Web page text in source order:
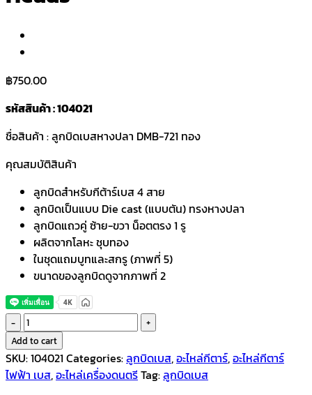
฿750.00
รหัสสินค้า : 104021
ชื่อสินค้า : ลูกบิดเบสหางปลา DMB-721 ทอง
คุณสมบัติสินค้า
ลูกบิดสำหรับกีต้าร์เบส 4 สาย
ลูกบิดเป็นแบบ Die cast (แบบตัน) ทรงหางปลา
ลูกบิดแถวคู่ ซ้าย-ขวา น็อตตรง 1 รู
ผลิตจากโลหะ ชุบทอง
ในชุดแถมบูทและสกรู (ภาพที่ 5)
ขนาดของลูกบิดดูจากภาพที่ 2
ลูกบิด
เบส
สี
ทอง
Add to cart
SKU:104021 Categories:ลูกบิดเบส,อะไหล่กีตาร์,อะไหล่กีตาร์
ไฟฟ้า เบส,อะไหล่เครื่องดนตรีTag:ลูกบิดเบส